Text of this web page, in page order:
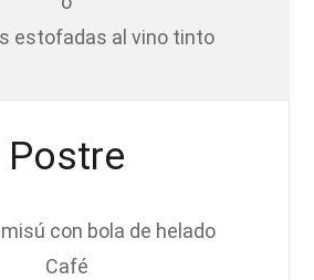
estofadas al vino tinto
Postre
con bola de helado
Café